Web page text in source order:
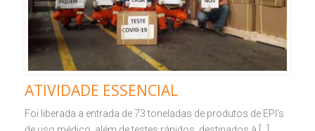
ATIVIDADE ESSENCIAL
Foi liberada a entrada de 73 toneladas de produtos de EPI’s